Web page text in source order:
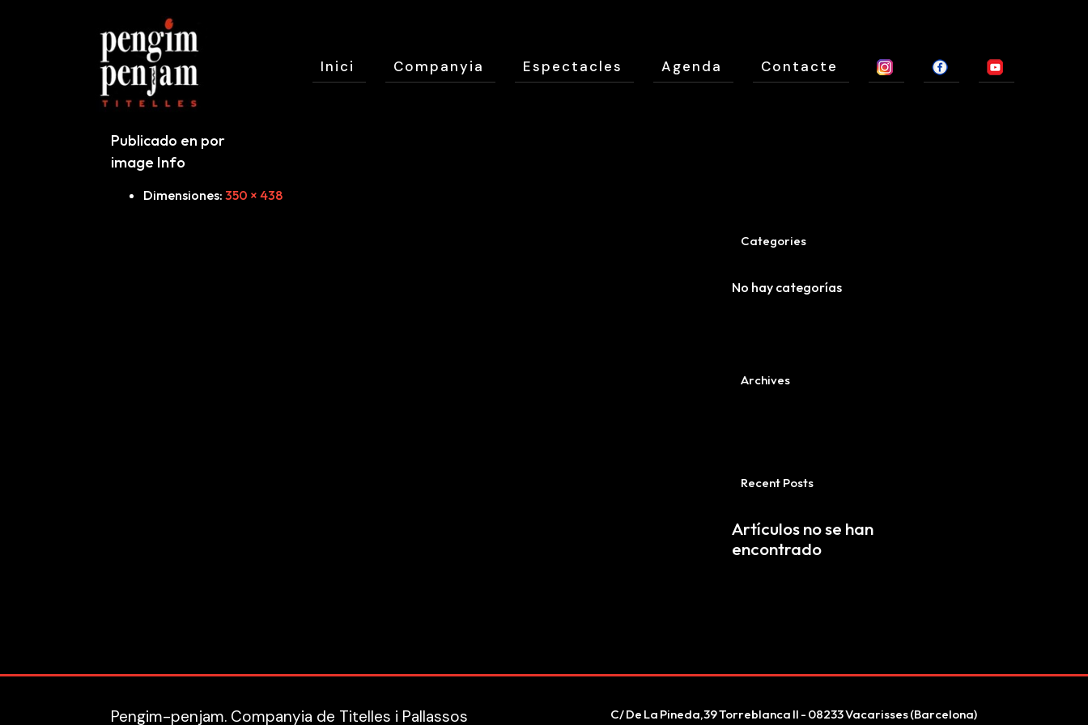
Inici Companyia Espectacles Agenda Contacte
Publicado en por
image Info
Dimensiones: 350 × 438
Categories
No hay categorías
Archives
Recent Posts
Artículos no se han
encontrado
Pengim-penjam. Companyia de Titelles i Pallassos
C/ De La Pineda,39 Torreblanca II - 08233 Vacarisses (Barcelona)